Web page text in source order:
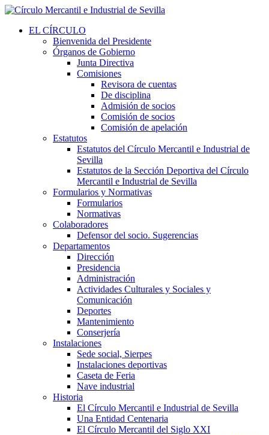
EL CÍRCULO
Bienvenida del Presidente
Órganos de Gobierno
Junta Directiva
Comisiones
Revisora de cuentas
De disciplina
Admisión de socios
Comisión de socios
Comisión de apelación
Estatutos
Estatutos del Círculo Mercantil e Industrial de
Sevilla
Estatutos de la Sección Deportiva del Círculo
Mercantil e Industrial de Sevilla
Formularios y Normativas
Formularios
Normativas
Colaboradores
Defensor del socio. Sugerencias
Departamentos
Dirección
Presidencia
Administración
Actividades Culturales y Sociales y
Comunicación
Deportes
Mantenimiento
Conserjería
Instalaciones
Sede social, Sierpes
Instalaciones deportivas
Caseta de Feria
Nave industrial
Historia
El Círculo Mercantil e Industrial de Sevilla
Una Entidad Centenaria
El Círculo Mercantil del Siglo XXI